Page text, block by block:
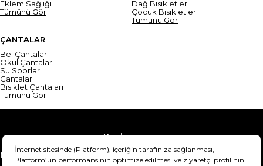
Eklem Sağlığı
Tümünü Gör
Dağ Bisikletleri
Çocuk Bisikletleri
Tümünü Gör
ÇANTALAR
Bel Çantaları
Okul Çantaları
Su Sporları
Çantaları
Bisiklet Çantaları
Tümünü Gör
Yardım
Mesafeli Satış Sözleşmesi
Teslimat Bilgisi